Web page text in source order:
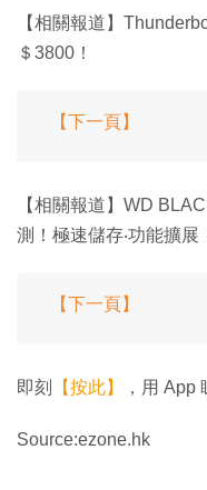
【相關報道】
＄3800！
【下一頁】
【相關報道】WD
測！極速儲存‧功能擴展
【下一頁】
即刻 【按此】 ，用 App
Source:ezone.hk